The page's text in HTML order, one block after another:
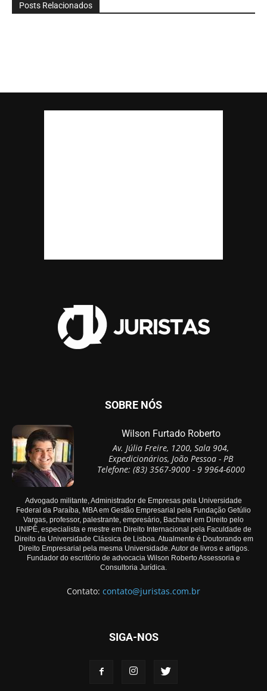
Posts Relacionados
SOBRE NÓS
Wilson Furtado Roberto
Av. Júlia Freire, 1200, Sala 904,
Expedicionários, João Pessoa - PB
Telefone: (83) 3567-9000 - 9 9964-6000
Advogado militante, Administrador de Empresas pela Universidade
Federal da Paraíba, MBA em Gestão Empresarial pela Fundação Getúlio
Vargas, professor, palestrante, empresário, Bacharel em Direito pelo
UNIPÊ, especialista e mestre em Direito Internacional pela Faculdade de
Direito da Universidade Clássica de Lisboa. Atualmente é Doutorando em
Direito Empresarial pela mesma Universidade. Autor de livros e artigos.
Fundador do escritório de advocacia Wilson Roberto Assessoria e
Consultoria Jurídica.
Contato: contato@juristas.com.br
SIGA-NOS